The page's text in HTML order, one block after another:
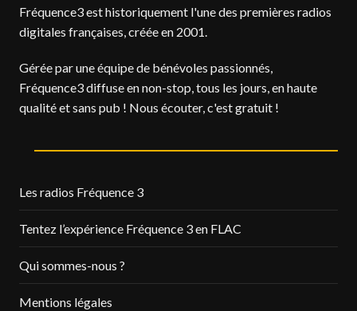
Fréquence3 est historiquement l'une des premières radios
digitales françaises, créée en 2001.
Gérée par une équipe de bénévoles passionnés,
Fréquence3 diffuse en non-stop, tous les jours, en haute
qualité et sans pub ! Nous écouter, c'est gratuit !
Les radios Fréquence 3
Tentez l’expérience Fréquence 3 en FLAC
Qui sommes-nous ?
Mentions légales